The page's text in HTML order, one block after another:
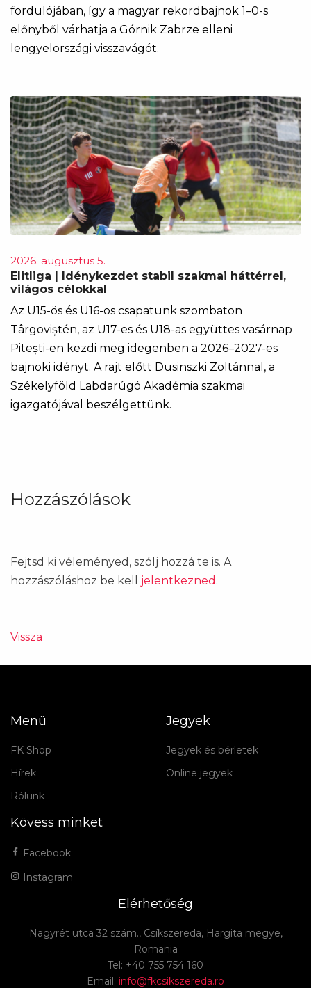
fordulójában, így a magyar rekordbajnok 1–0-s
előnyből várhatja a Górnik Zabrze elleni
lengyelországi visszavágót.
2026. augusztus 5.
Elitliga | Idénykezdet stabil szakmai háttérrel,
világos célokkal
Az U15-ös és U16-os csapatunk szombaton
Târgoviștén, az U17-es és U18-as együttes vasárnap
Pitești-en kezdi meg idegenben a 2026–2027-es
bajnoki idényt. A rajt előtt Dusinszki Zoltánnal, a
Székelyföld Labdarúgó Akadémia szakmai
igazgatójával beszélgettünk.
Hozzászólások
Fejtsd ki véleményed, szólj hozzá te is. A
hozzászóláshoz be kell jelentkezned .
Vissza
Menü
FK Shop
Hírek
Rólunk
Jegyek
Jegyek és bérletek
Online jegyek
Kövess minket
Facebook
Instagram
Elérhetőség
Nagyrét utca 32 szám., Csíkszereda, Hargita megye,
Romania
Tel: +40 755 754 160
Email: info@fkcsikszereda.ro